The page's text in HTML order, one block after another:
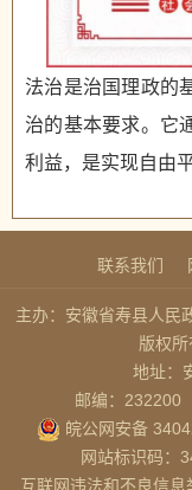
法治是治国理政的
治的基本要求。它
利益，是实现自由
联系我们
主办：安徽省寿县人民
版权
地址：
邮编：232200
皖公网安备
网站标识码：
互联网违法和不良信息